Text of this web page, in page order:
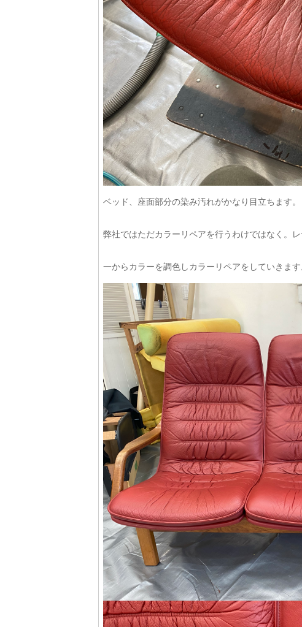
ベッド、座面部分の染み汚れがかなり目立ちます。
弊社ではただカラーリペアを行うわけではなく。
一からカラーを調色しカラーリペアをしていきます